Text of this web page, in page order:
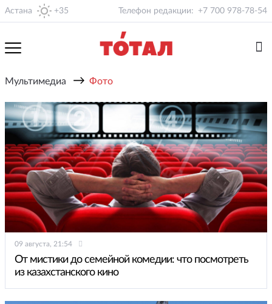
Астана +35 Телефон редакции: +7 700 978-78-54
Мультимедиа → Фото
09 августа, 21:54
От мистики до семейной комедии: что посмотреть
из казахстанского кино